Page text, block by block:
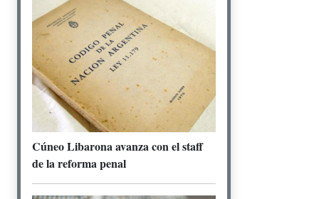
Cúneo Libarona avanza con el staff
de la reforma penal